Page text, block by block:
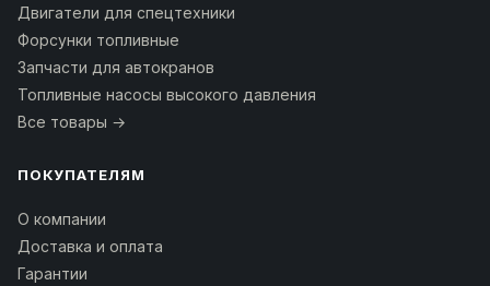
Двигатели для спецтехники
Форсунки топливные
Запчасти для автокранов
Топливные насосы высокого давления
Все товары →
ПОКУПАТЕЛЯМ
О компании
Доставка и оплата
Гарантии